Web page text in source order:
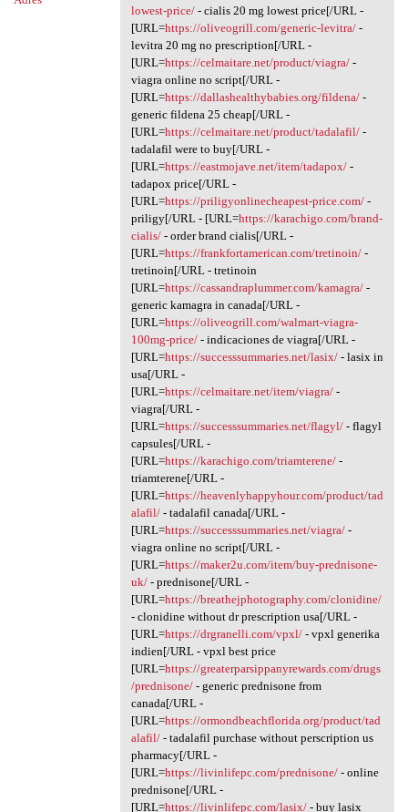
lowest-price/- cialis 20 mg lowest price[/URL -
[URL=https://oliveogrill.com/generic-levitra/-
levitra 20 mg no prescription[/URL -
[URL=https://celmaitare.net/product/viagra/-
viagra online no script[/URL -
[URL=https://dallashealthybabies.org/fildena/-
generic fildena 25 cheap[/URL -
[URL=https://celmaitare.net/product/tadalafil/-
tadalafil were to buy[/URL -
[URL=https://eastmojave.net/item/tadapox/-
tadapox price[/URL -
[URL=https://priligyonlinecheapest-price.com/-
priligy[/URL - [URL=https://karachigo.com/brand-
cialis/- order brand cialis[/URL -
[URL=https://frankfortamerican.com/tretinoin/-
tretinoin[/URL - tretinoin
[URL=https://cassandraplummer.com/kamagra/-
generic kamagra in canada[/URL -
[URL=https://oliveogrill.com/walmart-viagra-
100mg-price/- indicaciones de viagra[/URL -
[URL=https://successsummaries.net/lasix/- lasix in
usa[/URL -
[URL=https://celmaitare.net/item/viagra/-
viagra[/URL -
[URL=https://successsummaries.net/flagyl/- flagyl
capsules[/URL -
[URL=https://karachigo.com/triamterene/-
triamterene[/URL -
[URL=https://heavenlyhappyhour.com/product/tad
alafil/- tadalafil canada[/URL -
[URL=https://successsummaries.net/viagra/-
viagra online no script[/URL -
[URL=https://maker2u.com/item/buy-prednisone-
uk/- prednisone[/URL -
[URL=https://breathejphotography.com/clonidine/
- clonidine without dr prescription usa[/URL -
[URL=https://drgranelli.com/vpxl/- vpxl generika
indien[/URL - vpxl best price
[URL=https://greaterparsippanyrewards.com/drugs
/prednisone/- generic prednisone from
canada[/URL -
[URL=https://ormondbeachflorida.org/product/tad
alafil/- tadalafil purchase without perscription us
pharmacy[/URL -
[URL=https://livinlifepc.com/prednisone/- online
prednisone[/URL -
[URL=https://livinlifepc.com/lasix/- buy lasix